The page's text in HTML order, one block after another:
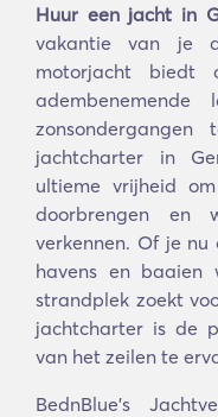
Huur een jacht in
vakantie van je
motorjacht biedt
adembenemende
zonsondergangen
jachtcharter in
ultieme vrijheid
doorbrengen en
verkennen. Of je
havens en baaien
strandplek zoekt
jachtcharter is de
van het zeilen te
BednBlue's